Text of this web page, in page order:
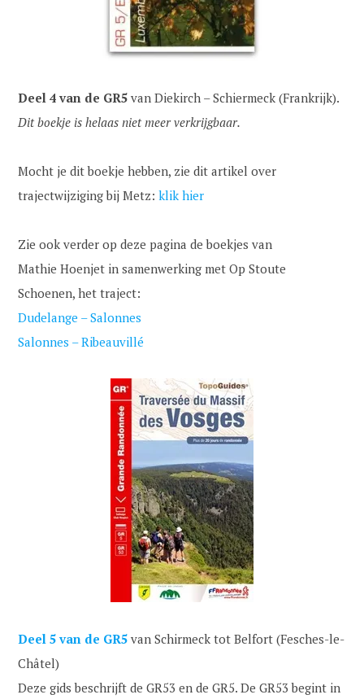
Deel 4 van de GR5 van Diekirch – Schiermeck (Frankrijk).
Dit boekje is helaas niet meer verkrijgbaar.
Mocht je dit boekje hebben, zie dit artikel over
trajectwijziging bij Metz:klik hier
Zie ook verder op deze pagina de boekjes van
Mathie Hoenjet in samenwerking met Op Stoute
Schoenen, het traject:
Dudelange – Salonnes
Salonnes – Ribeauvillé
Deel 5 van de GR5 van Schirmeck tot Belfort (Fesches-le-
Châtel)
Deze gids beschrijft de GR53 en de GR5. De GR53 begint in